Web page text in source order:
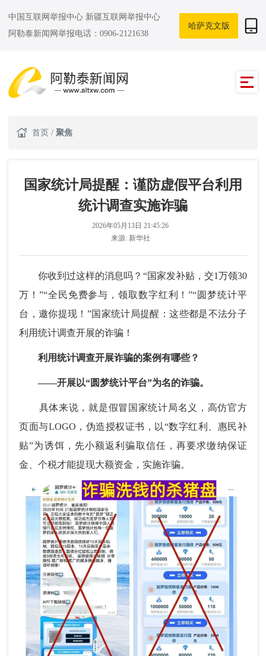
中国互联网举报中心 新疆互联网举报中心
阿勒泰新闻网举报电话：0906-2121638
哈萨克文版
首页 / 聚焦
国家统计局提醒：谨防虚假平台利用
统计调查实施诈骗
2026年05月13日 21:45:26
来源: 新华社
你收到过这样的消息吗？“国家发补贴，交1万领30
万！”“全民免费参与，领取数字红利！”“圆梦统计平
台，邀你提现！”国家统计局提醒：这些都是不法分子
利用统计调查开展的诈骗！
利用统计调查开展诈骗的案例有哪些？
——开展以“圆梦统计平台”为名的诈骗。
具体来说，就是假冒国家统计局名义，高仿官方
页面与LOGO，伪造授权证书，以“数字红利、惠民补
贴”为诱饵，先小额返利骗取信任，再要求缴纳保证
金、个税才能提现大额资金，实施诈骗。